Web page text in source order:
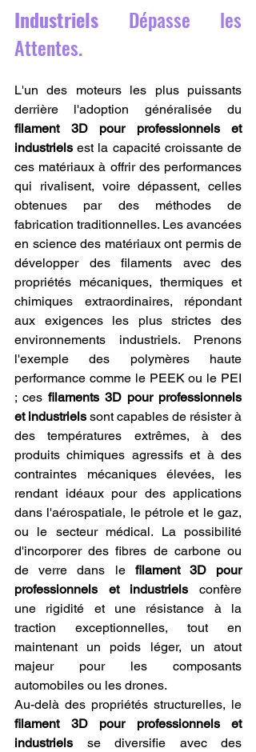
Industriels Dépasse les
Attentes.
L'un des moteurs les plus puissants
filament 3D pour professionnels et
industriels est la capacité croissante de
ces matériaux à offrir des performances
qui rivalisent, voire dépassent, celles
obtenues par des méthodes de
fabrication traditionnelles. Les avancées
en science des matériaux ont permis de
développer des filaments avec des
propriétés mécaniques, thermiques et
chimiques extraordinaires, répondant
aux exigences les plus strictes des
environnements industriels. Prenons
l'exemple des polymères haute
performance comme le PEEK ou le PEI
; ces filaments 3D pour professionnels
et industriels sont capables de résister à
des températures extrêmes, à des
produits chimiques agressifs et à des
contraintes mécaniques élevées, les
rendant idéaux pour des applications
dans l'aérospatiale, le pétrole et le gaz,
ou le secteur médical. La possibilité
d'incorporer des fibres de carbone ou
de verre dans le filament 3D pour
professionnels et industriels confère
une rigidité et une résistance à la
traction exceptionnelles, tout en
maintenant un poids léger, un atout
majeur pour les composants
automobiles ou les drones.
filament 3D pour professionnels et
industriels se diversifie avec des